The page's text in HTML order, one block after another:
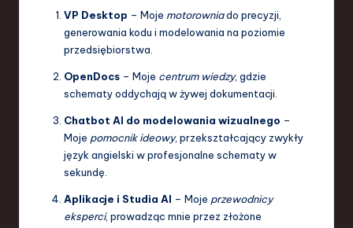
VP Desktop – Moje motorowniado precyzji,
generowania kodu i modelowania na poziomie
przedsiębiorstwa.
OpenDocs – Moje centrum wiedzy, gdzie
schematy oddychają w żywej dokumentacji.
Chatbot AI do modelowania wizualnego –
Moje pomocnik ideowy, przekształcający zwykły
język angielski w profesjonalne schematy w
sekundę.
Aplikacje i Studia AI – Moje przewodnicy
eksperci, prowadząc mnie przez złożone